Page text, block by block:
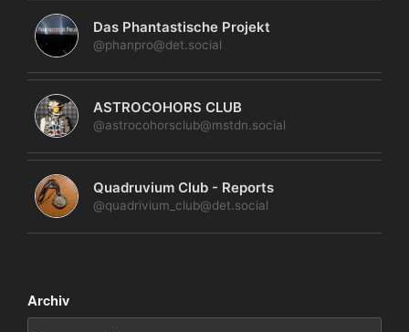
Das Phantastische Projekt
@phanpro@det.social
ASTROCOHORS CLUB
@astrocohorsclub@mstdn.social
Quadruvium Club - Reports
@quadrivium_club@det.social
Archiv